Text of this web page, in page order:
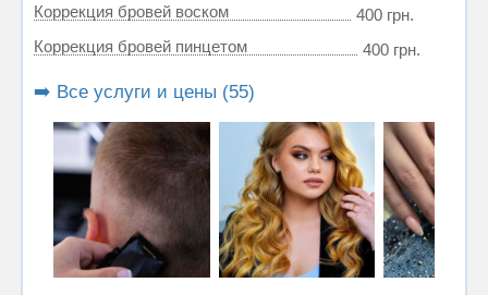
Коррекция бровей воском
400 грн.
Коррекция бровей пинцетом
400 грн.
➡️ Все услуги и цены (55)